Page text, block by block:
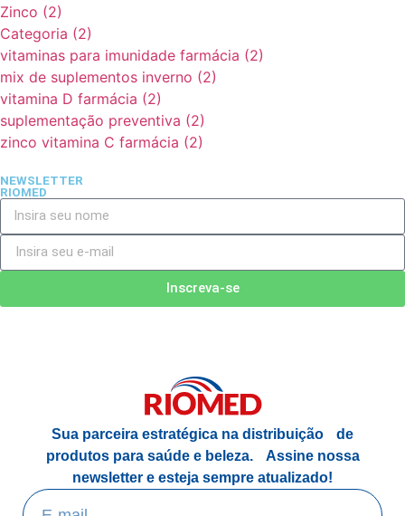
Zinco (2)
Categoria (2)
vitaminas para imunidade farmácia (2)
mix de suplementos inverno (2)
vitamina D farmácia (2)
suplementação preventiva (2)
zinco vitamina C farmácia (2)
NEWSLETTER
RIOMED
Inscreva-se
Sua parceira estratégica na distribuição de
produtos para saúde e beleza. Assine nossa
newsletter e esteja sempre atualizado!